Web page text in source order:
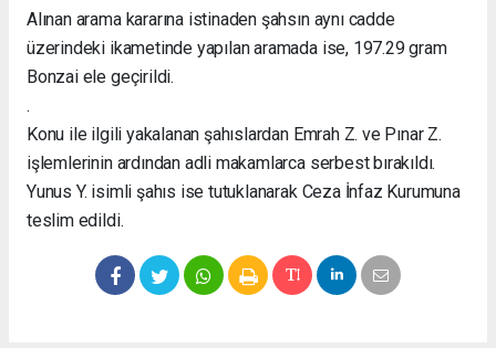
Alınan arama kararına istinaden şahsın aynı cadde
üzerindeki ikametinde yapılan aramada ise, 197.29 gram
Bonzai ele geçirildi.
.
Konu ile ilgili yakalanan şahıslardan Emrah Z. ve Pınar Z.
işlemlerinin ardından adli makamlarca serbest bırakıldı.
Yunus Y. isimli şahıs ise tutuklanarak Ceza İnfaz Kurumuna
teslim edildi.